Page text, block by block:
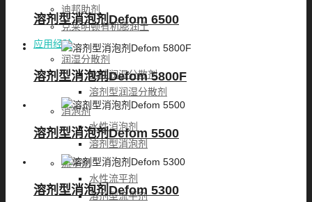
迪邦助剂
克莱明顿有机膨润土
应用经验
润湿分散剂
水性润湿分散剂
溶剂型润湿分散剂
消泡剂
水性消泡剂
溶剂型消泡剂
流平剂
水性流平剂
溶剂型流平剂
溶剂型消泡剂Defom 6500
溶剂型消泡剂Defom 5800F
溶剂型消泡剂Defom 5500
溶剂型消泡剂Defom 5300